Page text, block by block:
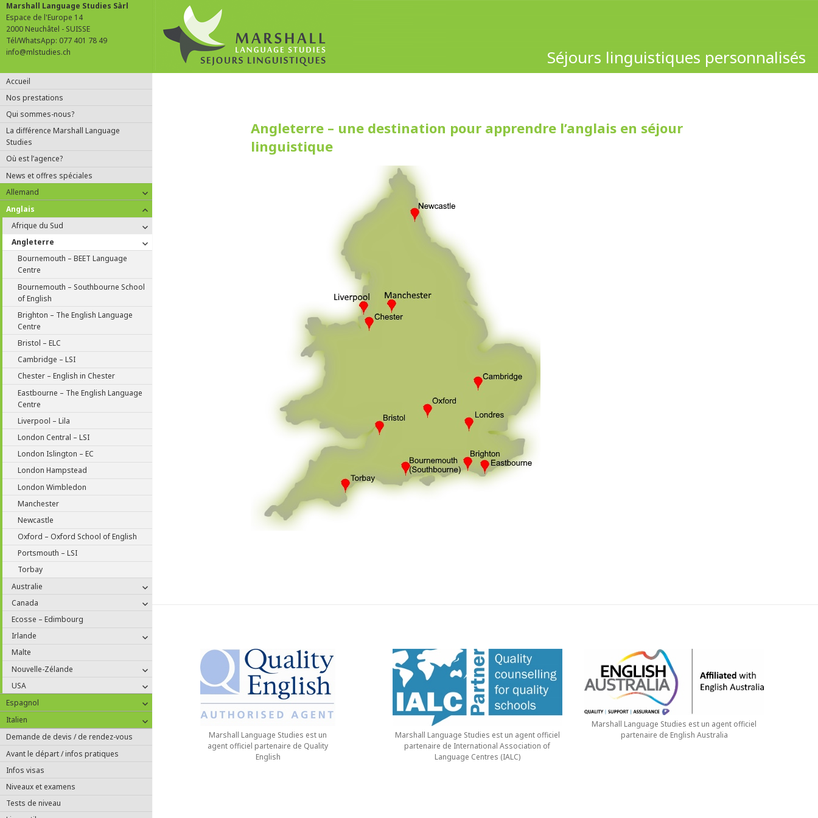
Séjours linguistiques personnalisés
Marshall Language Studies Sàrl
Espace de l'Europe 14
2000 Neuchâtel - SUISSE
Tél/WhatsApp: 077 401 78 49
info@mlstudies.ch
Accueil
Nos prestations
Qui sommes-nous?
La différence Marshall Language
Studies
Où est l’agence?
News et offres spéciales
Allemand
ouvrir
le
sous-
Anglais
ouvrir
le
sous-
Afrique du Sud
ouvrir
sous-
Angleterre
ouvrir
le
Bournemouth – BEET Language
Centre
Bournemouth – Southbourne School
of English
Brighton – The English Language
Centre
Bristol – ELC
Cambridge – LSI
Chester – English in Chester
Eastbourne – The English Language
Centre
Liverpool – Lila
London Central – LSI
London Islington – EC
London Hampstead
London Wimbledon
Manchester
Newcastle
Oxford – Oxford School of English
Portsmouth – LSI
Torbay
Australie
ouvrir
sous-
Canada
ouvrir
Ecosse – Edimbourg
Irlande
ouvrir
Malte
Nouvelle-Zélande
ouvrir
sous-
USA
ouvrir
le
sous-
menu
Espagnol
ouvrir
le
sous-
menu
Italien
ouvrir
le
Demande de devis / de rendez-vous
Avant le départ / infos pratiques
Infos visas
Niveaux et examens
Tests de niveau
Angleterre – une destination pour apprendre l’anglais en séjour
linguistique
Marshall Language Studies est un
agent officiel partenaire de Quality
English
Marshall Language Studies est un agent officiel
partenaire de International Association of
Language Centres (IALC)
Marshall Language Studies est un agent officiel
partenaire de English Australia